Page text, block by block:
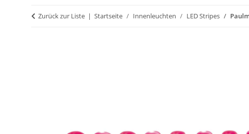
Zurück zur Liste Startseite Innenleuchten LED Stripes